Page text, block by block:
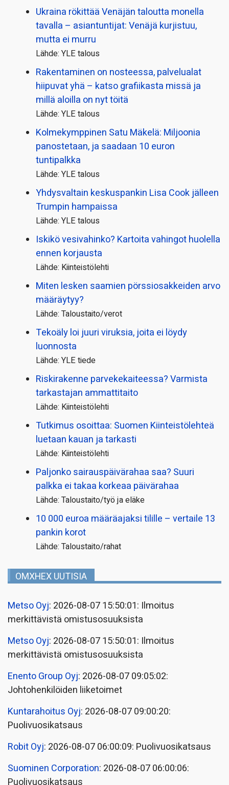
Ukraina rökittää Venäjän taloutta monella
tavalla – asiantuntijat: Venäjä kurjistuu,
mutta ei murru
Lähde: YLE talous
Rakentaminen on nosteessa, palvelualat
hiipuvat yhä – katso grafiikasta missä ja
millä aloilla on nyt töitä
Lähde: YLE talous
Kolmekymppinen Satu Mäkelä: Miljoonia
panostetaan, ja saadaan 10 euron
tuntipalkka
Lähde: YLE talous
Yhdysvaltain keskuspankin Lisa Cook jälleen
Trumpin hampaissa
Lähde: YLE talous
Iskikö vesivahinko? Kartoita vahingot huolella
ennen korjausta
Lähde: Kiinteistölehti
Miten lesken saamien pörssi­osakkeiden arvo
määräytyy?
Lähde: Taloustaito/verot
Tekoäly loi juuri viruksia, joita ei löydy
luonnosta
Lähde: YLE tiede
Riskirakenne parvekekaiteessa? Varmista
tarkastajan ammattitaito
Lähde: Kiinteistölehti
Tutkimus osoittaa: Suomen Kiinteistölehteä
luetaan kauan ja tarkasti
Lähde: Kiinteistölehti
Paljonko sairauspäivä­rahaa saa? Suuri
palkka ei takaa korkeaa päivärahaa
Lähde: Taloustaito/työ ja eläke
10 000 euroa määräajaksi tilille – vertaile 13
pankin korot
Lähde: Taloustaito/rahat
OMXHEX UUTISIA
Metso Oyj: 2026-08-07 15:50:01: Ilmoitus
merkittävistä omistusosuuksista
Metso Oyj: 2026-08-07 15:50:01: Ilmoitus
merkittävistä omistusosuuksista
Enento Group Oyj: 2026-08-07 09:05:02:
Johtohenkilöiden liiketoimet
Kuntarahoitus Oyj: 2026-08-07 09:00:20:
Puolivuosikatsaus
Robit Oyj: 2026-08-07 06:00:09: Puolivuosikatsaus
Suominen Corporation: 2026-08-07 06:00:06:
Puolivuosikatsaus